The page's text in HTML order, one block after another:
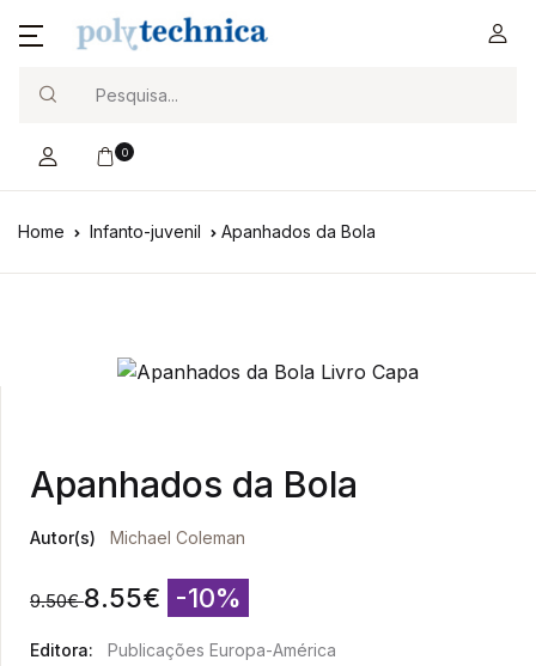
0
Home Infanto-juvenil Apanhados da Bola
Apanhados da Bola
Autor(s) Michael Coleman
9.50€ 8.55€ -10%
Editora:
Publicações Europa-América